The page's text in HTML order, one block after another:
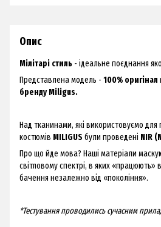
Опис
Мілітарі стиль - ідеальне поєднання
Представлена модель - 100% оригінал
бренду Miligus.
Над тканинами, які використовуємо для
костюмів MILIGUS були проведені NIR
Про що йде мова? Наші матеріали
світловому спектрі, в яких «працюють»
бачення незалежно від «покоління».
*Тестування проводились сучасним